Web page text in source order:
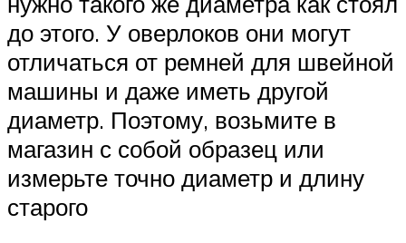
до этого. У оверлоков они могут
отличаться от ремней для швейной
машины и даже иметь другой
диаметр. Поэтому, возьмите в
магазин с собой образец или
измерьте точно диаметр и длину
старого